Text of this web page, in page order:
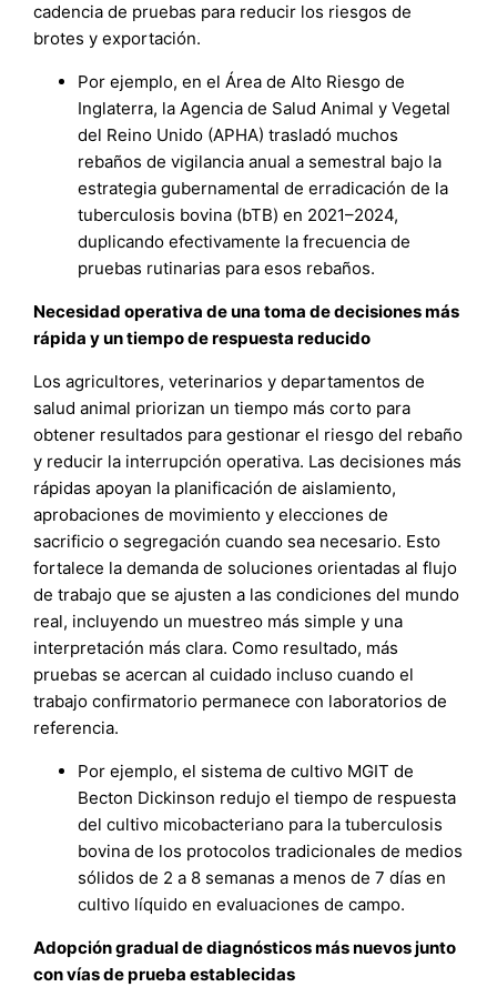
cadencia de pruebas para reducir los riesgos de
brotes y exportación.
Por ejemplo, en el Área de Alto Riesgo de
Inglaterra, la Agencia de Salud Animal y Vegetal
del Reino Unido (APHA) trasladó muchos
rebaños de vigilancia anual a semestral bajo la
estrategia gubernamental de erradicación de la
tuberculosis bovina (bTB) en 2021–2024,
duplicando efectivamente la frecuencia de
pruebas rutinarias para esos rebaños.​
Necesidad operativa de una toma de decisiones más
rápida y un tiempo de respuesta reducido
Los agricultores, veterinarios y departamentos de
salud animal priorizan un tiempo más corto para
obtener resultados para gestionar el riesgo del rebaño
y reducir la interrupción operativa. Las decisiones más
rápidas apoyan la planificación de aislamiento,
aprobaciones de movimiento y elecciones de
sacrificio o segregación cuando sea necesario. Esto
fortalece la demanda de soluciones orientadas al flujo
de trabajo que se ajusten a las condiciones del mundo
real, incluyendo un muestreo más simple y una
interpretación más clara. Como resultado, más
pruebas se acercan al cuidado incluso cuando el
trabajo confirmatorio permanece con laboratorios de
referencia.
Por ejemplo, el sistema de cultivo MGIT de
Becton Dickinson redujo el tiempo de respuesta
del cultivo micobacteriano para la tuberculosis
bovina de los protocolos tradicionales de medios
sólidos de 2 a 8 semanas a menos de 7 días en
cultivo líquido en evaluaciones de campo.​
Adopción gradual de diagnósticos más nuevos junto
con vías de prueba establecidas